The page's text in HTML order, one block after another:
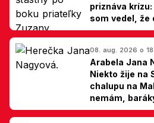
priznáva
som vedel, že
hovorí Milan
08. aug. 2026 o
Arabela Jana
Niekto žije na
chalupu na
nemám,
Slovákom